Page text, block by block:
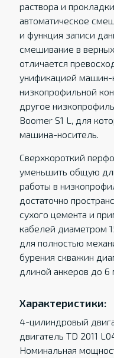
раствора и
автоматическое
и функция записи
смешивание в
отличается
унификацией машин-
низкопрофильной
другое
Boomer S1 L, для
машина-носитель.
Сверхкороткий
уменьшить общую
работы в
достаточно
сухого цемента и
кабелей диаметром
для полностью
бурения скважин
длиной анкеров до 6
Характеристики:
4-цилиндровый
двигатель TD 2011
Номинальная